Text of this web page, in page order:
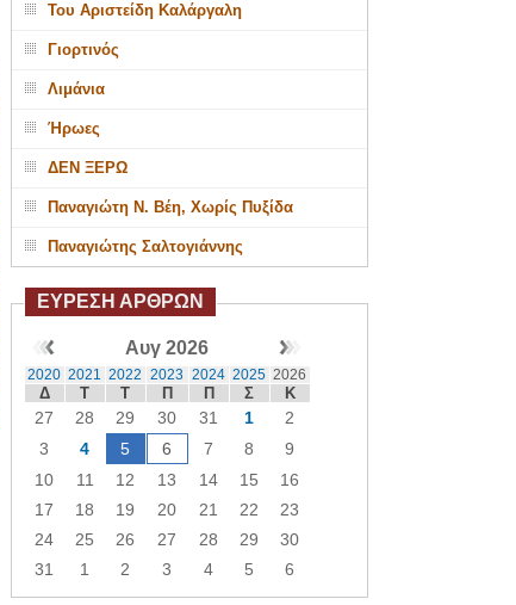
Του Αριστείδη Καλάργαλη
Γιορτινός
Λιμάνια
Ήρωες
ΔΕΝ ΞΕΡΩ
Παναγιώτη Ν. Βέη, Χωρίς Πυξίδα
Παναγιώτης Σαλτογιάννης
ΕΥΡΕΣΗ ΑΡΘΡΩΝ
Αυγ 2026
2020 2021 2022 2023 2024 2025 2026
Δ Τ Τ Π Π Σ Κ
27 28 29 30 31 1
2
3
4 5 6 7 8
9
10
11 12 13 14 15
16
17
18 19 20 21 22
23
24
25 26 27 28 29
30
31
1 2 3 4 5 6